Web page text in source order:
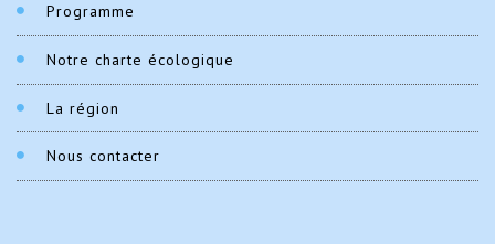
Programme
Notre charte écologique
La région
Nous contacter